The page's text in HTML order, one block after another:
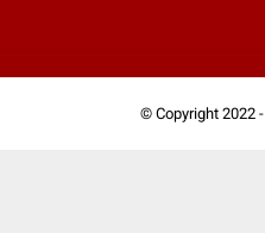
© Copyright 2022 -